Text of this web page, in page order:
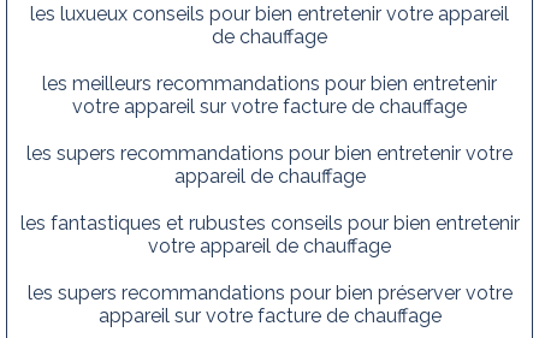
les luxueux conseils pour bien entretenir votre appareil
de chauffage
les meilleurs recommandations pour bien entretenir
votre appareil sur votre facture de chauffage
les supers recommandations pour bien entretenir votre
appareil de chauffage
les fantastiques et rubustes conseils pour bien entretenir
votre appareil de chauffage
les supers recommandations pour bien préserver votre
appareil sur votre facture de chauffage